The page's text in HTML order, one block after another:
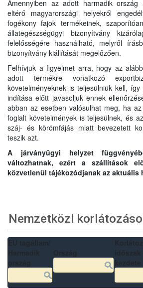
Amennyiben az adott harmadik ország
eltérő magyarországi helyekről
fogékony fajok termékeinek,
állategészségügyi bizonyítvány
felelősségére használható, melyről
bizonyítvány kiállítását megelőzően.
Felhívjuk a figyelmet arra, hogy az
adott termékre vonatkozó
követelményeknek is teljesülniük kell,
indítása előtt javasoljuk ennek
abban az esetben valósulhat meg, ha
foglalt követelmények is teljesülnek, és
száj- és körömfájás miatt bevezetett
teszik azt.
A járványügyi helyzet
változhatnak, ezért a szállítások
közvetlenül tájékozódjanak az aktuális
Nemzetközi